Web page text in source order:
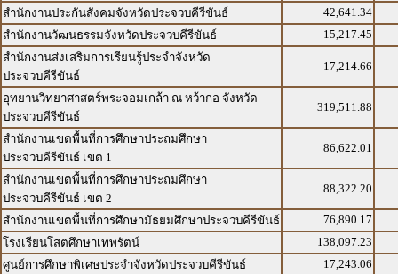
สำนักงานประกันสังคมจังหวัดประจวบคีรีขันธ์
42,641.34
สำนักงานวัฒนธรรมจังหวัดประจวบคีรีขันธ์
15,217.45
สำนักงานส่งเสริมการเรียนรู้ประจำจังหวัด
ประจวบคีรีขันธ์
17,214.66
อุทยานวิทยาศาสตร์พระจอมเกล้า ณ หว้ากอ จังหวัด
ประจวบคีรีขันธ์
319,511.88
สำนักงานเขตพื้นที่การศึกษาประถมศึกษา
ประจวบคีรีขันธ์ เขต 1
86,622.01
สำนักงานเขตพื้นที่การศึกษาประถมศึกษา
ประจวบคีรีขันธ์ เขต 2
88,322.20
สำนักงานเขตพื้นที่การศึกษามัธยมศึกษาประจวบคีรีขันธ์
76,890.17
โรงเรียนโสตศึกษาเทพรัตน์
138,097.23
ศูนย์การศึกษาพิเศษประจำจังหวัดประจวบคีรีขันธ์
17,243.06